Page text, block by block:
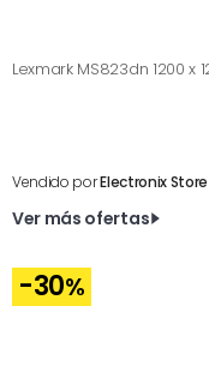
Lexmark MS823dn 1200 x
Vendido porElectronix Store
Ver más ofertas
-30%